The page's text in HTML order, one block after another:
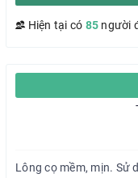
Hiện tại có 85 người
Lông cọ mềm, mịn. Sử